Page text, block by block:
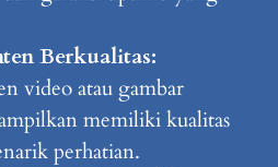
Berkualitas:
video atau gambar
memiliki kualitas
perhatian.